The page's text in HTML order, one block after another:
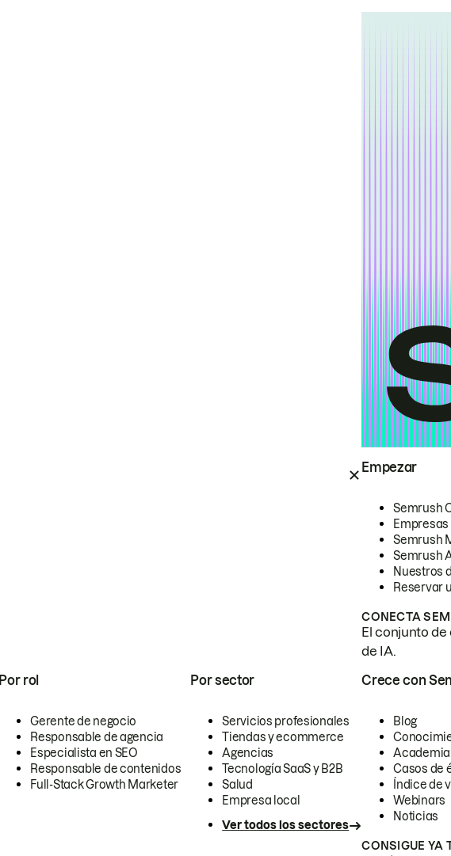
Empezar
Semrush
Empresas
Semrush
Semrush
Nuestros
Reservar
CONECTA
El conjunto
de IA.
Por rol
Gerente de negocio
Responsable de agencia
Especialista en SEO
Responsable de contenidos
Full-Stack Growth Marketer
Por sector
Servicios profesionales
Tiendas y ecommerce
Agencias
Tecnología SaaS y B2B
Salud
Empresa local
Ver todos los sectores
Crece con
Blog
Academia
Casos de
Índice de
Webinars
Noticias
CONSIGUE YA